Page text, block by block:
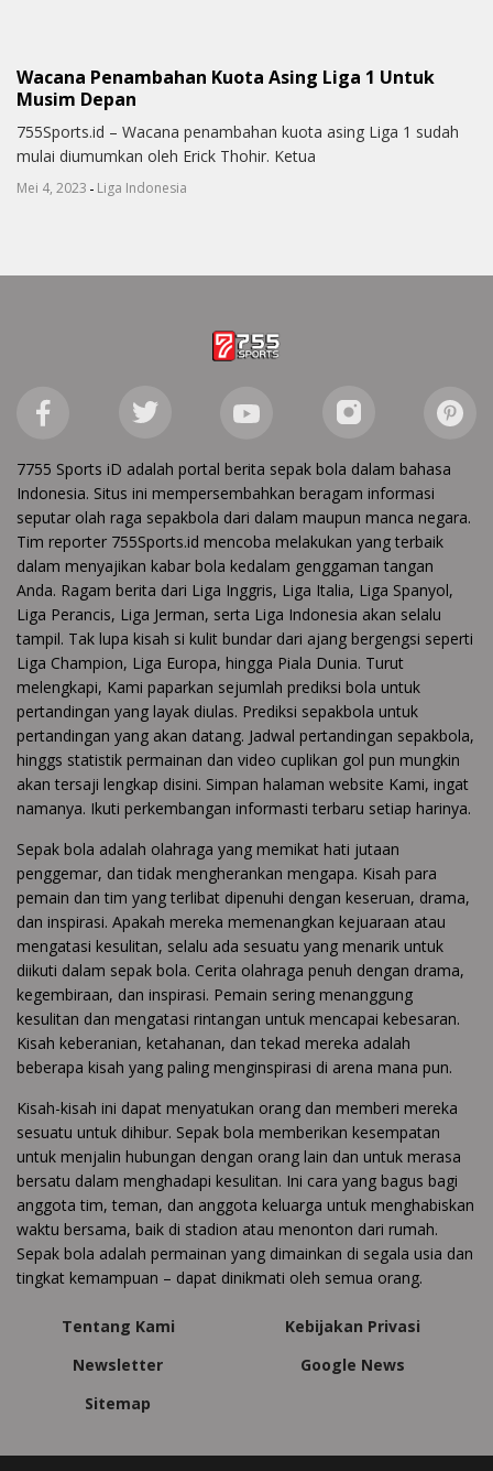
Wacana Penambahan Kuota Asing Liga 1 Untuk
Musim Depan
755Sports.id – Wacana penambahan kuota asing Liga 1 sudah
mulai diumumkan oleh Erick Thohir. Ketua
Mei 4, 2023 - Liga Indonesia
7755 Sports iD adalah portal berita sepak bola dalam bahasa
Indonesia. Situs ini mempersembahkan beragam informasi
seputar olah raga sepakbola dari dalam maupun manca negara.
Tim reporter 755Sports.id mencoba melakukan yang terbaik
dalam menyajikan kabar bola kedalam genggaman tangan
Anda. Ragam berita dari Liga Inggris, Liga Italia, Liga Spanyol,
Liga Perancis, Liga Jerman, serta Liga Indonesia akan selalu
tampil. Tak lupa kisah si kulit bundar dari ajang bergengsi seperti
Liga Champion, Liga Europa, hingga Piala Dunia. Turut
melengkapi, Kami paparkan sejumlah prediksi bola untuk
pertandingan yang layak diulas. Prediksi sepakbola untuk
pertandingan yang akan datang. Jadwal pertandingan sepakbola,
hinggs statistik permainan dan video cuplikan gol pun mungkin
akan tersaji lengkap disini. Simpan halaman website Kami, ingat
namanya. Ikuti perkembangan informasti terbaru setiap harinya.
Sepak bola adalah olahraga yang memikat hati jutaan
penggemar, dan tidak mengherankan mengapa. Kisah para
pemain dan tim yang terlibat dipenuhi dengan keseruan, drama,
dan inspirasi. Apakah mereka memenangkan kejuaraan atau
mengatasi kesulitan, selalu ada sesuatu yang menarik untuk
diikuti dalam sepak bola. Cerita olahraga penuh dengan drama,
kegembiraan, dan inspirasi. Pemain sering menanggung
kesulitan dan mengatasi rintangan untuk mencapai kebesaran.
Kisah keberanian, ketahanan, dan tekad mereka adalah
beberapa kisah yang paling menginspirasi di arena mana pun.
Kisah-kisah ini dapat menyatukan orang dan memberi mereka
sesuatu untuk dihibur. Sepak bola memberikan kesempatan
untuk menjalin hubungan dengan orang lain dan untuk merasa
bersatu dalam menghadapi kesulitan. Ini cara yang bagus bagi
anggota tim, teman, dan anggota keluarga untuk menghabiskan
waktu bersama, baik di stadion atau menonton dari rumah.
Sepak bola adalah permainan yang dimainkan di segala usia dan
tingkat kemampuan – dapat dinikmati oleh semua orang.
Tentang Kami
Kebijakan Privasi
Newsletter
Google News
Sitemap